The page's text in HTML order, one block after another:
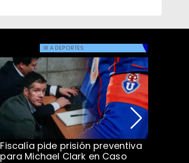
IR A DEPORTES
Fiscalía pide prisión preventiva
para Michael Clark en Caso